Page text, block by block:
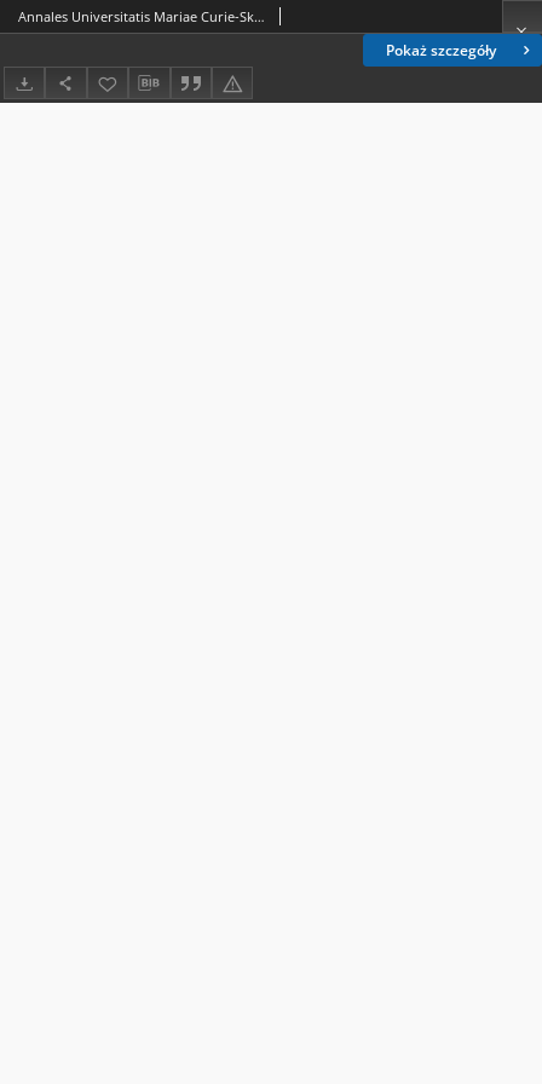
Pokaż szczegóły
Annales Universitatis Mariae Curie-Skłodowska. Sectio B, Geographia, Geologia, Mineralogia et Petrographia Vol. 70 (2015), 2. Spis treści